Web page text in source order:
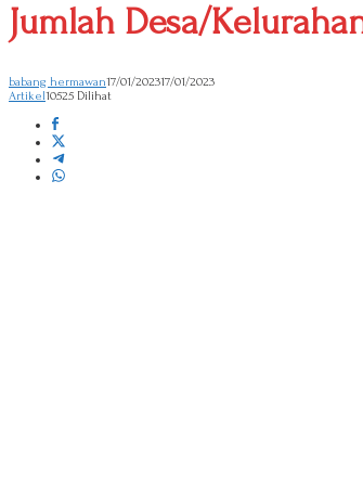
Jumlah Desa/
babang hermawan17/01/202317/01/2023
Artikel10525 Dilihat